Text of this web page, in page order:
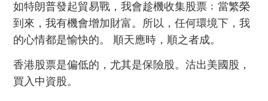
如特朗普發起貿易戰，我會趁機收集股票﹔當繁榮
到來，我有機會增加財富。所以，任何環境下，我
的心情都是愉快的。 順天應時，順之者成。
香港股票是偏低的，尤其是保險股。沽出美國股，
買入中資股。